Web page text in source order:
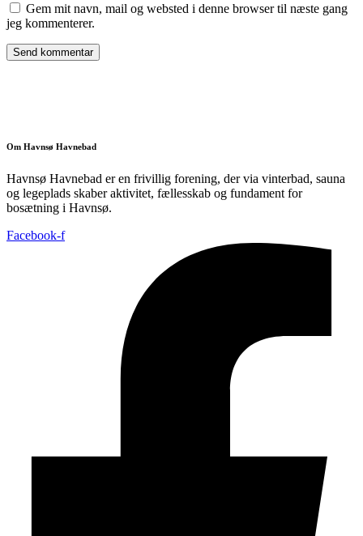
Gem mit navn, mail og websted i denne browser til næste gang
jeg kommenterer.
Om Havnsø Havnebad
Havnsø Havnebad er en frivillig forening, der via vinterbad, sauna
og legeplads skaber aktivitet, fællesskab og fundament for
bosætning i Havnsø.
Facebook-f